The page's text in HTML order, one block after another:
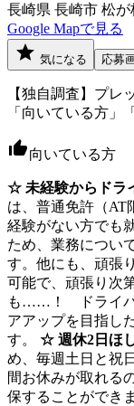
長崎県 長崎市 松が
Google Mapで見る
気になる 応募
【独自調査】プレ
「向いている方」
向いている方
☆ 未経験からドラ
は、普通免許（AT
経験がない方でも
ため、業務につい
す。他にも、頑張
可能で、頑張り次
も……！ ドライバ
アアップを目指し
す。 ☆ 週休2日ほ
め、毎週土日と祝
間お休みが取れる
保することができ